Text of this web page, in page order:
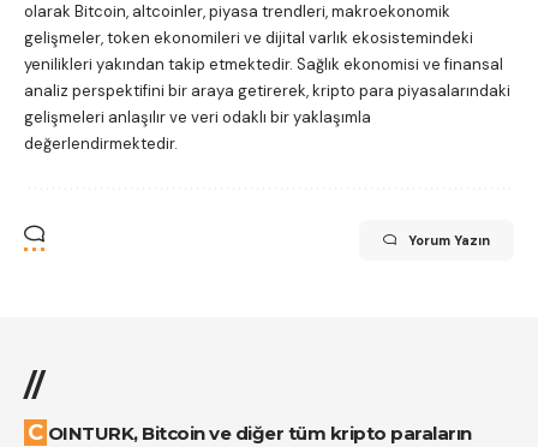
olarak Bitcoin, altcoinler, piyasa trendleri, makroekonomik
gelişmeler, token ekonomileri ve dijital varlık ekosistemindeki
yenilikleri yakından takip etmektedir. Sağlık ekonomisi ve finansal
analiz perspektifini bir araya getirerek, kripto para piyasalarındaki
gelişmeleri anlaşılır ve veri odaklı bir yaklaşımla
değerlendirmektedir.
Yorum Yazın
//
COINTURK, Bitcoin ve diğer tüm kripto paraların